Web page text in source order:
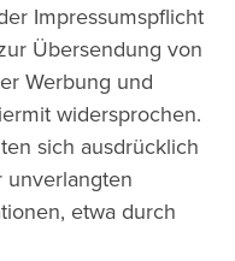
Impressumspflicht
Übersendung von
Werbung und
widersprochen.
sich ausdrücklich
unverlangten
etwa durch